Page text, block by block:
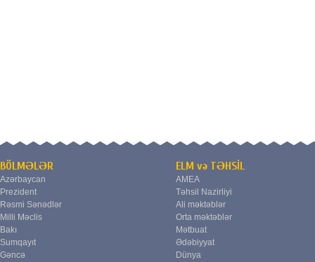
BÖLMƏLƏR
Azərbaycan
Prezident
Rəsmi Sənədlər
Milli Məclis
Bakı
Sumqayıt
Gəncə
ELM və TƏHSİL
AMEA
Təhsil Nazirliyi
Ali məktəblər
Orta məktəblər
Mətbuat
Ədəbiyyat
Dünya